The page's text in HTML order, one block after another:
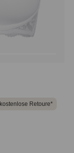
kostenlose Retoure*